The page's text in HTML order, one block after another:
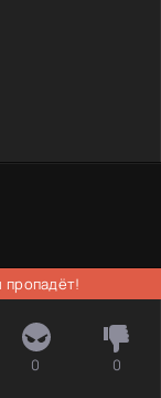
пропадёт!
0 0